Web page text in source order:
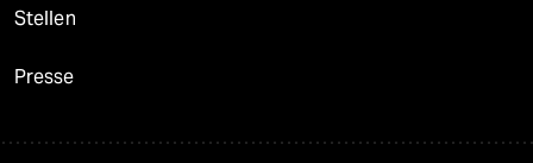
Stellen
Presse